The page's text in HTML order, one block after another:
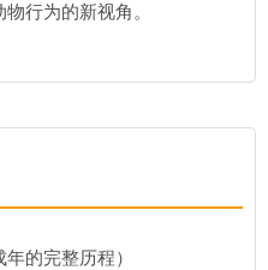
物行为的新视角。
的完整历程）